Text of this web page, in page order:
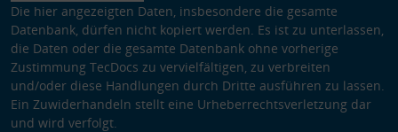
Die hier angezeigten Daten, insbesondere die gesamte
Datenbank, dürfen nicht kopiert werden. Es ist zu unterlassen,
die Daten oder die gesamte Datenbank ohne vorherige
Zustimmung TecDocs zu vervielfältigen, zu verbreiten
und/oder diese Handlungen durch Dritte ausführen zu lassen.
Ein Zuwiderhandeln stellt eine Urheberrechtsverletzung dar
und wird verfolgt.